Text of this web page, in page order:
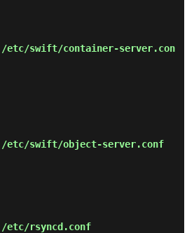
/etc/swift/container-server.con
/etc/swift/object-server.conf
/etc/rsyncd.conf